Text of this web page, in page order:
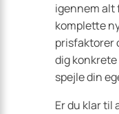
igennem alt
komplette
prisfaktorer
dig konkrete
spejle din
Er du klar til